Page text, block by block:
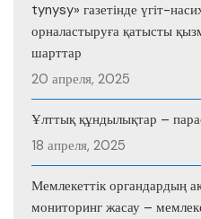
tynysy» газетінде үгіт-
орналастыруға қатысты
шарттар
20 апреля, 2025
Ұлттық құндылықтар –
18 апреля, 2025
Мемлекеттік органдардың
мониторинг жасау –